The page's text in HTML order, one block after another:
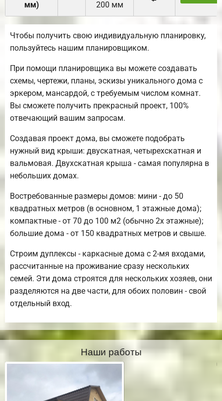
мм)
200 мм
Чтобы получить свою индивидуальную планировку,
пользуйтесь нашим планировщиком.
При помощи планировщика вы можете создавать
схемы, чертежи, планы, эскизы уникального дома с
эркером, мансардой, с требуемым числом комнат.
Вы сможете получить прекрасный проект, 100%
отвечающий вашим запросам.
Создавая проект дома, вы сможете подобрать
нужный вид крыши: двускатная, четырехскатная и
вальмовая. Двухскатная крыша - самая популярна в
небольших домах.
Востребованные размеры домов: мини - до 50
квадратных метров (в основном, 1 этажные дома);
компактные - от 70 до 100 м2 (обычно 2х этажные);
большие дома - от 150 квадратных метров и свыше.
Строим дуплексы - каркасные дома с 2-мя входами,
рассчитанные на проживание сразу нескольких
семей. Эти дома строятся для нескольких хозяев, они
разделяются на две части, для обоих половин - свой
отдельный вход.
Наши работы